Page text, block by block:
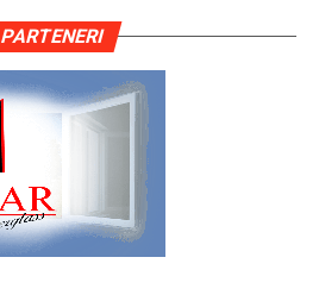
PARTENERI